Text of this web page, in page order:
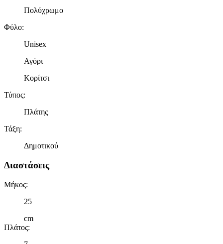
Πολύχρωμο
Φύλο:
Unisex
Αγόρι
Κορίτσι
Τύπος:
Πλάτης
Τάξη:
Δημοτικού
Διαστάσεις
Μήκος:
25
cm
Πλάτος: